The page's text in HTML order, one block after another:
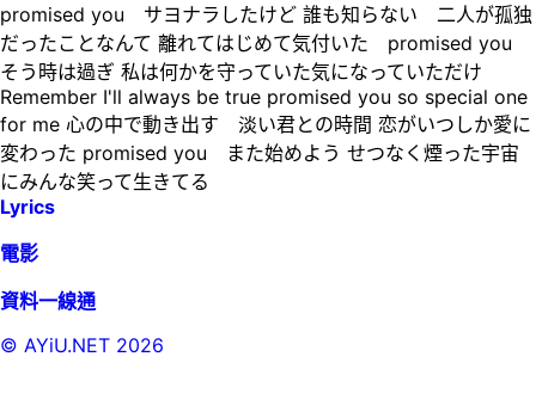
promised you サヨナラしたけど 誰も知らない 二人が孤独
だったことなんて 離れてはじめて気付いた promised you
そう時は過ぎ 私は何かを守っていた気になっていただけ
Remember I'll always be true promised you so special one
for me 心の中で動き出す 淡い君との時間 恋がいつしか愛に
変わった promised you また始めよう せつなく煙った宇宙
にみんな笑って生きてる
Lyrics
電影
資料一線通
© AYiU.NET 2026